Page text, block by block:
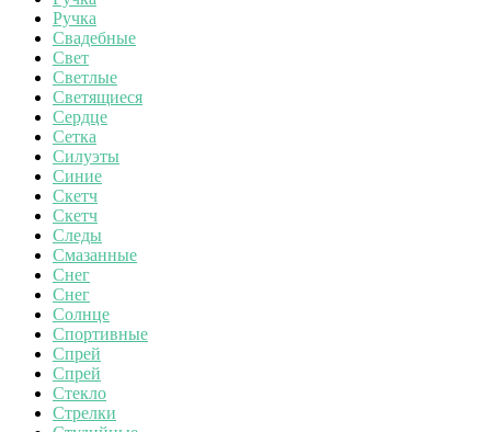
Ручка
Свадебные
Свет
Светлые
Светящиеся
Сердце
Сетка
Силуэты
Синие
Скетч
Скетч
Следы
Смазанные
Снег
Снег
Солнце
Спортивные
Спрей
Спрей
Стекло
Стрелки